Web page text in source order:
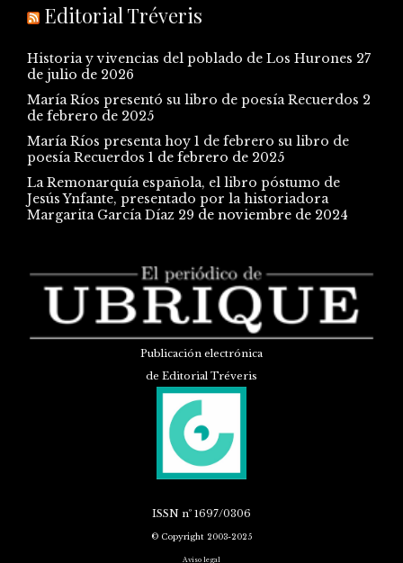
Editorial Tréveris
Historia y vivencias del poblado de Los Hurones 27
de julio de 2026
María Ríos presentó su libro de poesía Recuerdos 2
de febrero de 2025
María Ríos presenta hoy 1 de febrero su libro de
poesía Recuerdos 1 de febrero de 2025
La Remonarquía española, el libro póstumo de
Jesús Ynfante, presentado por la historiadora
Margarita García Díaz 29 de noviembre de 2024
Publicación electrónica
de Editorial Tréveris
ISSN nº 1697/0306
© Copyright 2003-2025
Aviso legal